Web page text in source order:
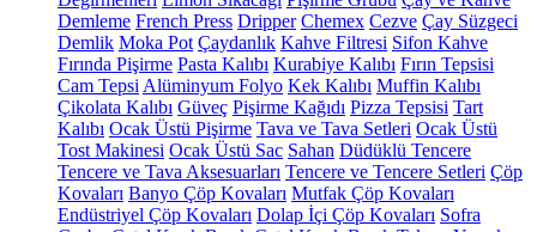
Demleme French Press Dripper Chemex Cezve Çay Süzgeci
Demlik Moka Pot Çaydanlık Kahve Filtresi Sifon Kahve
Fırında Pişirme Pasta Kalıbı Kurabiye Kalıbı Fırın Tepsisi
Cam Tepsi Alüminyum Folyo Kek Kalıbı Muffin Kalıbı
Çikolata Kalıbı Güveç Pişirme Kağıdı Pizza Tepsisi Tart
Kalıbı Ocak Üstü Pişirme Tava ve Tava Setleri Ocak Üstü
Tost Makinesi Ocak Üstü Sac Sahan Düdüklü Tencere
Tencere ve Tava Aksesuarları Tencere ve Tencere Setleri Çöp
Kovaları Banyo Çöp Kovaları Mutfak Çöp Kovaları
Endüstriyel Çöp Kovaları Dolap İçi Çöp Kovaları Sofra